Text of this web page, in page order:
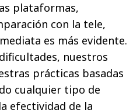
plataformas,
con la tele,
es más evidente.
nuestros
prácticas basadas
cualquier tipo de
efectividad de la